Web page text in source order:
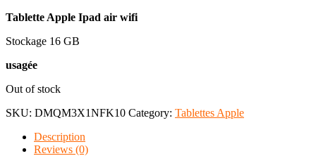
Tablette Apple Ipad air wifi
Stockage 16 GB
usagée
Out of stock
SKU: DMQM3X1NFK10 Category: Tablettes Apple
Description
Reviews (0)